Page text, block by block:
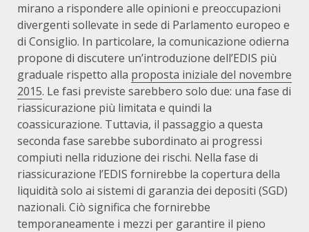
mirano a rispondere alle opinioni e preoccupazioni
divergenti sollevate in sede di Parlamento europeo e
di Consiglio. In particolare, la comunicazione odierna
propone di discutere un’introduzione dell’EDIS più
graduale rispetto alla proposta iniziale del novembre
2015. Le fasi previste sarebbero solo due: una fase di
riassicurazione più limitata e quindi la
coassicurazione. Tuttavia, il passaggio a questa
seconda fase sarebbe subordinato ai progressi
compiuti nella riduzione dei rischi. Nella fase di
riassicurazione l’EDIS fornirebbe la copertura della
liquidità solo ai sistemi di garanzia dei depositi (SGD)
nazionali. Ciò significa che fornirebbe
temporaneamente i mezzi per garantire il pieno